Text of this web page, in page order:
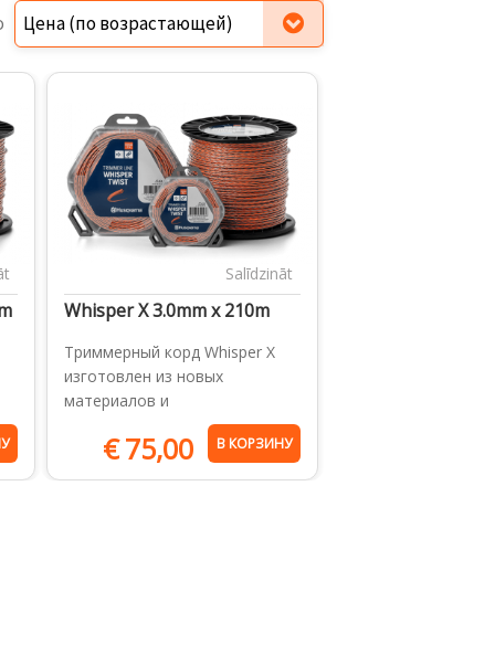
Salīdzināt
Whisper X 3.0mm x 210m
Триммерный корд Whisper X
изготовлен из новых
материалов и
€75,00 В КОРЗИНУ